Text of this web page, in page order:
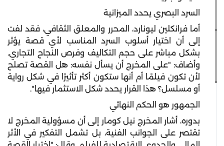
السرد البصري يحدد الميزانية
أما فرانكلين ليونارد، المحرر والمعلق الثقافي، فقد لفت
إلى أن اختيار أسلوب السرد المناسب لأي قصة يؤثر
بشكل مباشر على حجم التكاليف وفرص النجاح التجاري.
وأضاف: "على المخرج أن يسأل نفسه: هل القصة تصلح
لأن تكون فيلمًا أم أنها ستكون أكثر تأثيرًا في شكل رواية
أو مسلسل؟ هذا القرار يحدد شكل الاستثمار فيها".
الجمهور هو الحكم النهائي
بدوره، أشار المخرج نيل كومار إلى أن مسؤولية المخرج لا
تقتصر على الجوانب الفنية، بل تشمل التفكير في الأثر